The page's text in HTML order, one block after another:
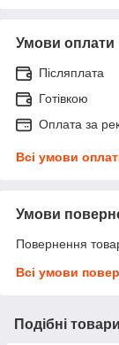
Умови оплати
Післяплата
Готівкою
Оплата за
Всі умови
Умови
Повернення
Всі умови
Подібні